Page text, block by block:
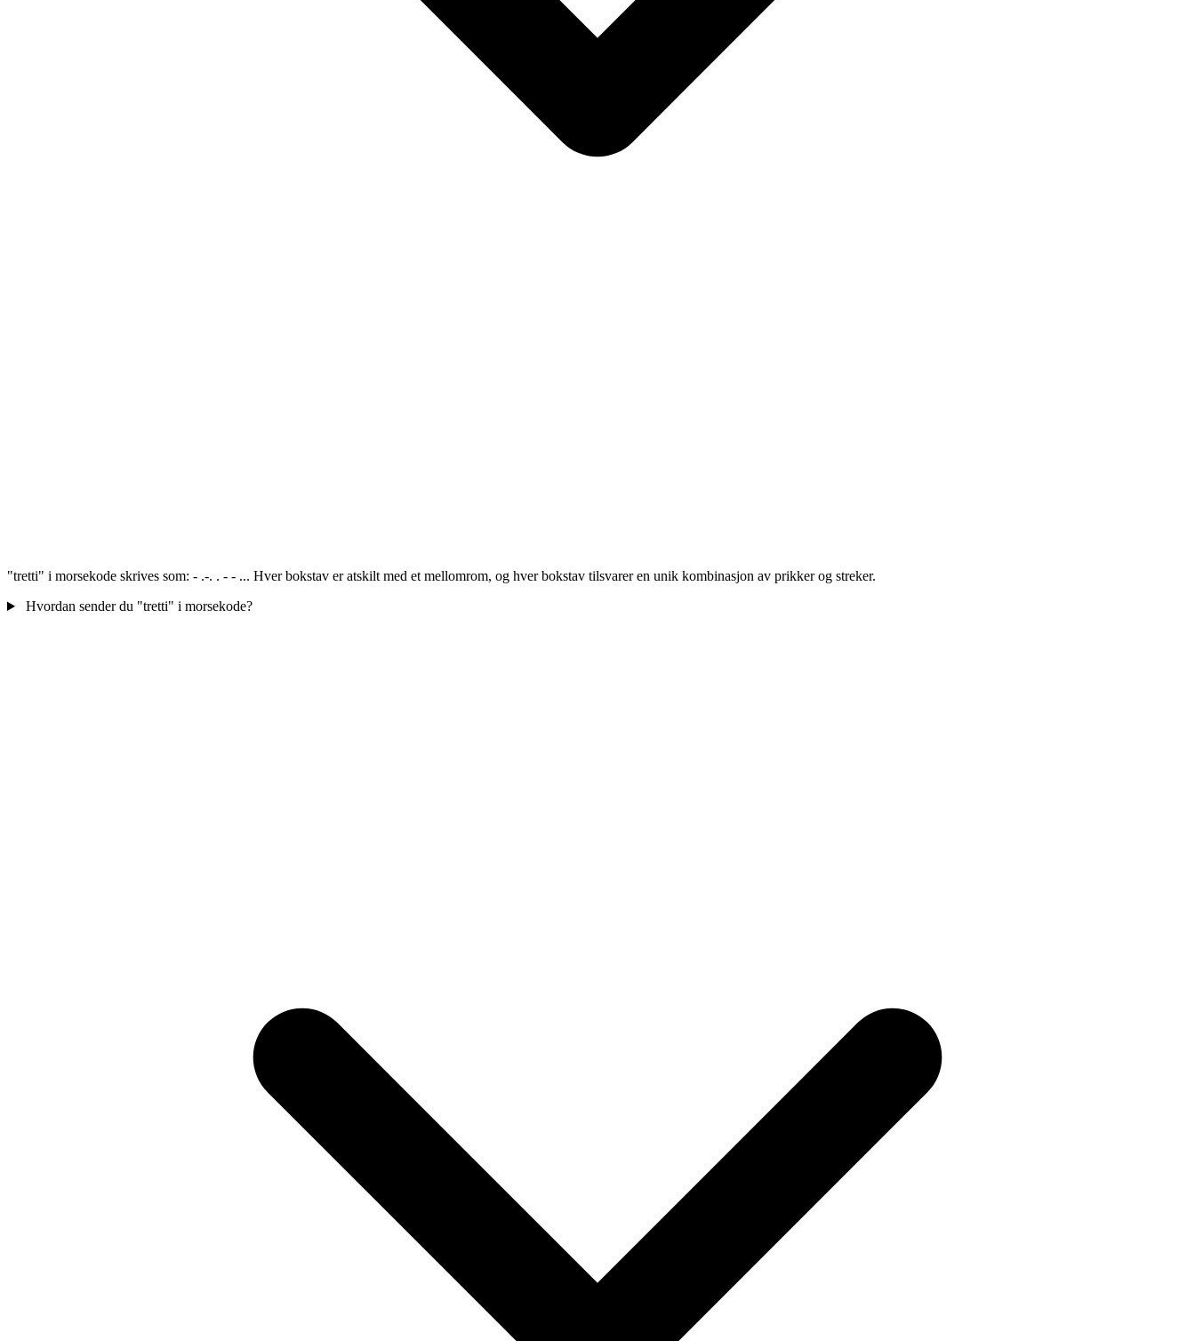
"tretti" i morsekode skrives som: - .-. . - - ... Hver bokstav er atskilt med et mellomrom, og hver bokstav tilsvarer en unik kombinasjon av prikker og streker.
Hvordan sender du "tretti" i morsekode?